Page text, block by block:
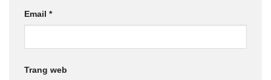
Email *
Trang web